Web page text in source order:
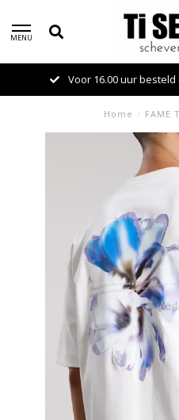
MENU
Voor 16.00 uur
Home / FAME